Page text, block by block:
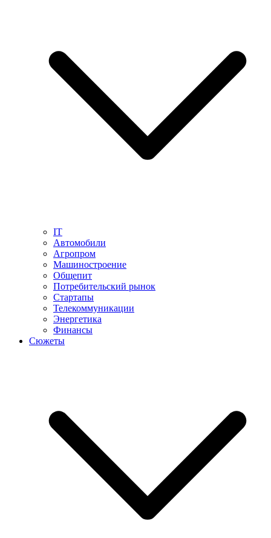
IT
Автомобили
Агропром
Машиностроение
Общепит
Потребительский рынок
Стартапы
Телекоммуникации
Энергетика
Финансы
Сюжеты